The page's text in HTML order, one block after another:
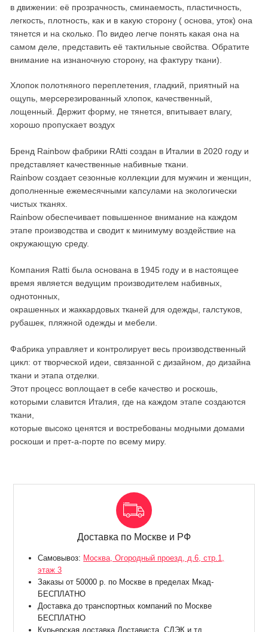
в движении: её прозрачность, сминаемость, пластичность,
легкость, плотность, как и в какую сторону ( основа, уток) она
тянется и на сколько. По видео легче понять какая она на
самом деле, представить её тактильные свойства. Обратите
внимание на изнаночную сторону, на фактуру ткани).
Хлопок полотняного переплетения, гладкий, приятный на
ощупь, мерсерезированный хлопок, качественный,
лощенный. Держит форму, не тянется, впитывает влагу,
хорошо пропускает воздух
Бренд Rainbow фабрики RAtti создан в Италии в 2020 году и
представляет качественные набивные ткани.
Rainbow создает сезонные коллекции для мужчин и женщин,
дополненные ежемесячными капсулами на экологически
чистых тканях.
Rainbow обеспечивает повышенное внимание на каждом
этапе производства и сводит к минимуму воздействие на
окружающую среду.
Компания Ratti была основана в 1945 году и в настоящее
время является ведущим производителем набивных,
однотонных,
окрашенных и жаккардовых тканей для одежды, галстуков,
рубашек, пляжной одежды и мебели.
Фабрика управляет и контролирует весь производственный
цикл: от творческой идеи, связанной с дизайном, до дизайна
ткани и этапа отделки.
Этот процесс воплощает в себе качество и роскошь,
которыми славится Италия, где на каждом этапе создаются
ткани,
которые высоко ценятся и востребованы модными домами
роскоши и прет-а-порте по всему миру.
Доставка по Москве и РФ
Самовывоз: Москва, Огородный проезд, д.6, стр.1,
этаж 3
Заказы от 50000 р. по Москве в пределах Мкад-
БЕСПЛАТНО
Доставка до транспортных компаний по Москве
БЕСПЛАТНО
Курьерская доставка Достависта ,СДЭК и тд